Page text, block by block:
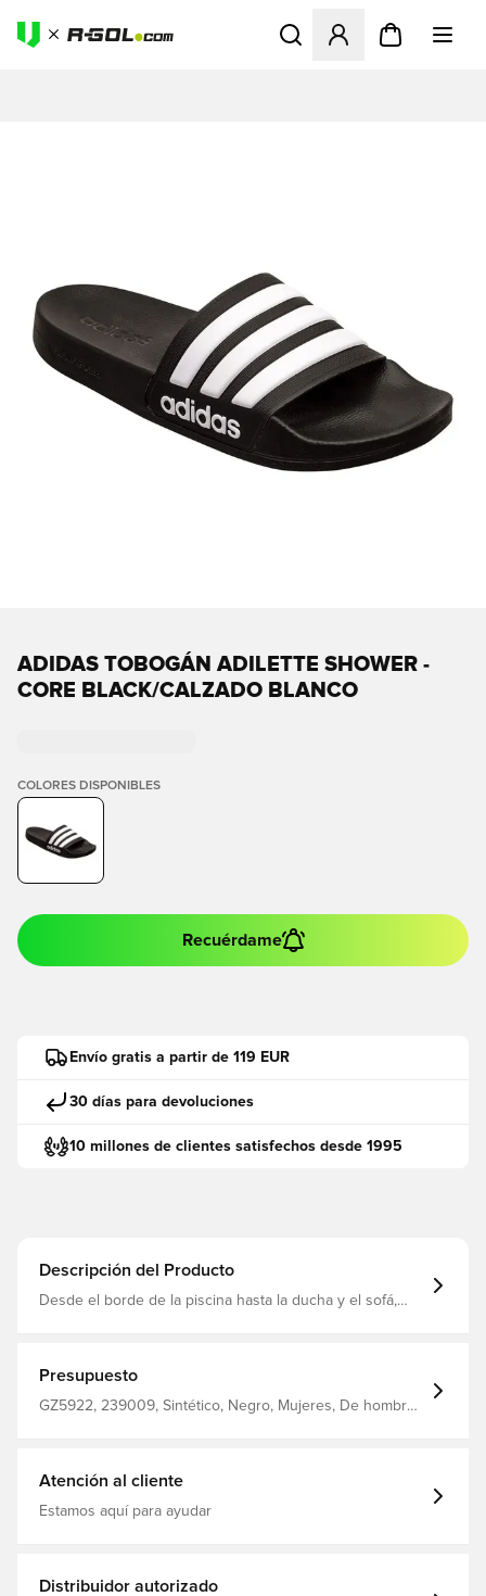
Abre un modal para iniciar
ADIDAS TOBOGÁN ADILETTE SHOWER -
CORE BLACK/CALZADO BLANCO
COLORES DISPONIBLES
Recuérdame
Envío gratis a partir de 119 EUR
30 días para devoluciones
10 millones de clientes satisfechos desde 1995
Descripción del Producto
Desde el borde de la piscina hasta la ducha y el sofá,
lätt at å och av. Dess lätta dämpning ger dig varaktig
comfort hela dagen lång. Adidas logotyp och 3 ränder
kompletterar den ikoniska Adilette stilen. Pase estándar.
Presupuesto
GZ5922, 239009, Sintético, Negro, Mujeres, De hombre,
Atención al cliente
Estamos aquí para ayudar
Distribuidor autorizado